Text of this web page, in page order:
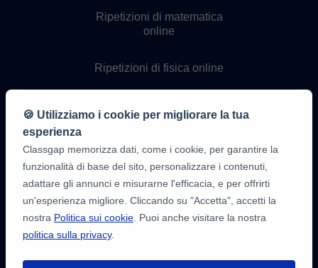
Ripetizioni di matematica
online
Ripetizioni di fisica online
online
🍪 Utilizziamo i cookie per migliorare la tua
esperienza
Classgap memorizza dati, come i cookie, per garantire la
funzionalità di base del sito, personalizzare i contenuti,
adattare gli annunci e misurarne l'efficacia, e per offrirti
un'esperienza migliore. Cliccando su "Accetta", accetti la
nostra Politica sui cookie . Puoi anche visitare la nostra
politica sulla privacy.